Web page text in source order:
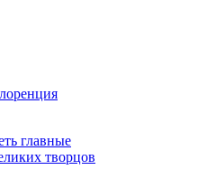
главные
творцов